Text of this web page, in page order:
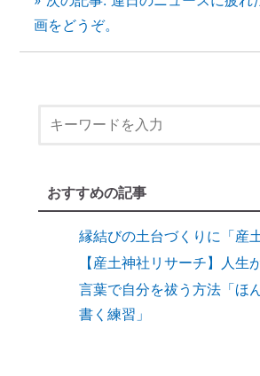
画をどうぞ。
おすすめの記事
１）誰でも生まれ変われる
「大祓（おおはらえ）」とは
連続参拝」とは
縁結びに効果がある「産土
縁結びの土台づくりに「産
【産土神社リサーチ】人生
言葉で自分を祓う方法「ほ
書く練習」